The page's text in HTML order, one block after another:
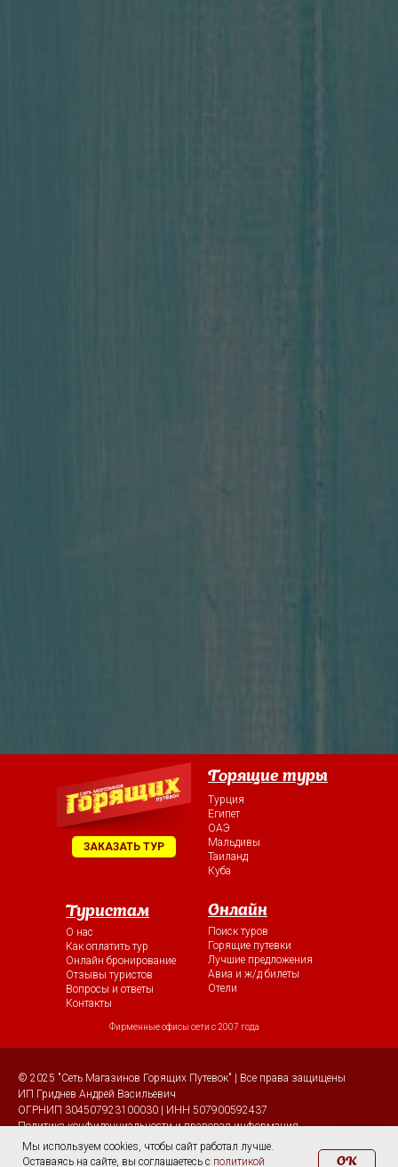
Мы используем cookies, чтобы сайт работал лучше.
Оставаясь на сайте, вы соглашаетесь с политикой OK
Фирменные офисы сети с 2007 года
ЗАКАЗАТЬ ТУР
Горящие туры
Турция
Египет
ОАЭ
Мальдивы
Таиланд
Куба
Туристам
О нас
Как оплатить тур
Онлайн бронирование
Отзывы туристов
Вопросы и ответы
Контакты
Онлайн
Поиск туров
Горящие путевки
Лучшие предложения
Авиа и ж/д билеты
Отели
© 2025 "Сеть Магазинов Горящих Путевок" | Все права защищены
ИП Гриднев Андрей Васильевич
ОГРНИП 304507923100030 | ИНН 507900592437
Политика конфиденциальности и правовая информация